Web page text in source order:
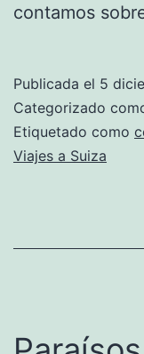
contamos
Publicada el 5
Categorizado
Etiquetado como
Viajes a Suiza